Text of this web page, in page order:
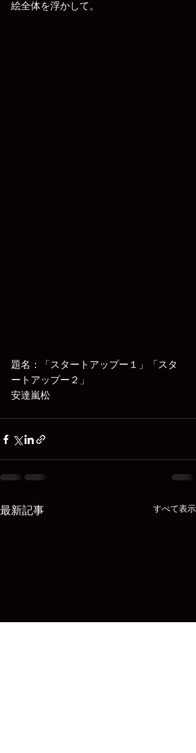
絵全体を浮かして。
題名：「スタートアップー１」「スタ
ートアップー２」
安達嵐松
最新記事 すべて表示